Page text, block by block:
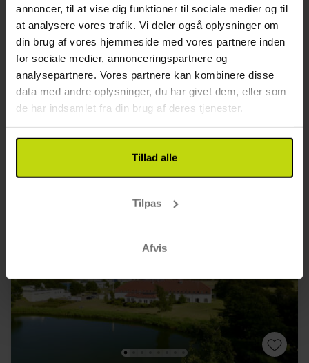
annoncer, til at vise dig funktioner til sociale medier og til
at analysere vores trafik. Vi deler også oplysninger om
din brug af vores hjemmeside med vores partnere inden
for sociale medier, annonceringspartnere og
analysepartnere. Vores partnere kan kombinere disse
data med andre oplysninger, du har givet dem, eller som
de har indsamlet fra din brug af deres tjenester.
Tillad alle
Tilpas
Afvis
3.6/ 5 God470 anmeldelser
Hundested
Sommertilbud
1x
overnatning
morgenmad
SALE
Sep
Se mere